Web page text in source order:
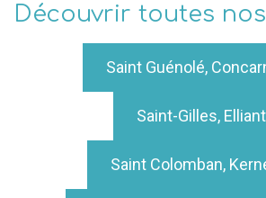
Découvrir toutes
Saint Guénolé,
Saint-Gilles, Elliant
Saint Colomban,